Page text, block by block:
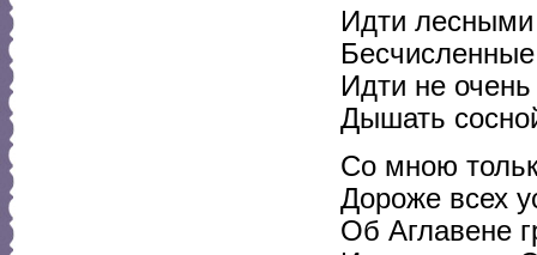
Идти лесными
Идти не
Дышать
Со мною
Дороже всех
Об Аглавене